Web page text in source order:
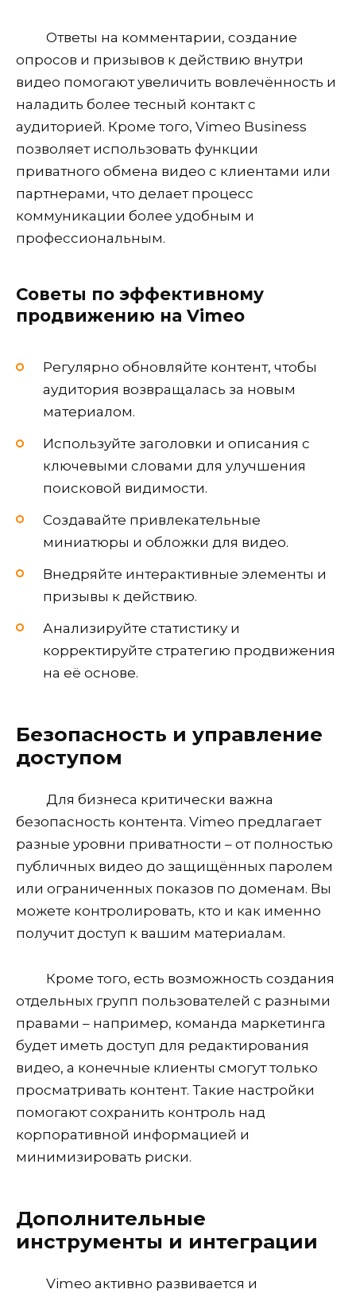
Ответы на комментарии, создание
опросов и призывов к действию внутри
видео помогают увеличить вовлечённость и
наладить более тесный контакт с
аудиторией. Кроме того, Vimeo Business
позволяет использовать функции
приватного обмена видео с клиентами или
партнерами, что делает процесс
коммуникации более удобным и
профессиональным.
Советы по эффективному
продвижению на Vimeo
Регулярно обновляйте контент, чтобы
аудитория возвращалась за новым
материалом.
Используйте заголовки и описания с
ключевыми словами для улучшения
поисковой видимости.
Создавайте привлекательные
миниатюры и обложки для видео.
Внедряйте интерактивные элементы и
призывы к действию.
Анализируйте статистику и
корректируйте стратегию продвижения
на её основе.
Безопасность и управление
доступом
Для бизнеса критически важна
безопасность контента. Vimeo предлагает
разные уровни приватности – от полностью
публичных видео до защищённых паролем
или ограниченных показов по доменам. Вы
можете контролировать, кто и как именно
получит доступ к вашим материалам.
Кроме того, есть возможность создания
отдельных групп пользователей с разными
правами – например, команда маркетинга
будет иметь доступ для редактирования
видео, а конечные клиенты смогут только
просматривать контент. Такие настройки
помогают сохранить контроль над
корпоративной информацией и
минимизировать риски.
Дополнительные
инструменты и интеграции
Vimeo активно развивается и